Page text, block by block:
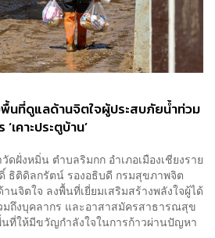
นที่ดูแลด้านจิตใจผู้ประสบภัยน้ำท่วม
เคาะประตูบ้าน’
ฝั่งหมิ่น ตำบลริมกก อำเภอเมืองเชียงราย
ธิติดิลกรัตน์ รองอธิบดี กรมสุขภาพจิต
นจิตใจ ลงพื้นที่เยี่ยมเสริมสร้างพลังใจผู้ได้
มถึงบุคลากร และอาสาสมัครสาธารณสุข
ที่ให้มีขวัญกำลังใจในการก้าวผ่านปัญหา